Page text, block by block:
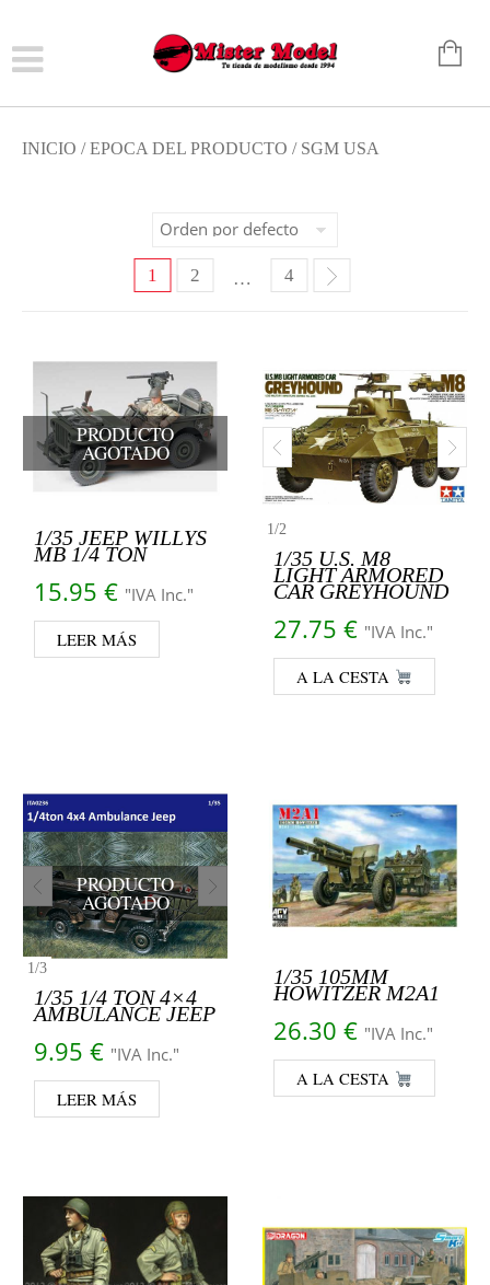
INICIO / EPOCA DEL PRODUCTO / SGM USA
1 2 … 4
PRODUCTO
AGOTADO
1/35 JEEP WILLYS
MB 1/4 TON
15.95 € "IVA Inc."
LEER MÁS
1/2
1/35 U.S. M8
LIGHT ARMORED
CAR GREYHOUND
27.75 € "IVA Inc."
A LA CESTA
1/3
PRODUCTO
AGOTADO
1/35 1/4 TON 4×4
AMBULANCE JEEP
9.95 € "IVA Inc."
LEER MÁS
1/35 105MM
HOWITZER M2A1
26.30 € "IVA Inc."
A LA CESTA